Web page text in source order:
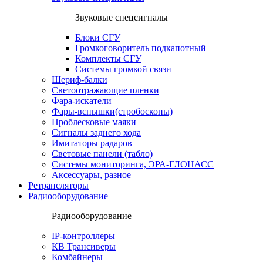
Звуковые спецсигналы
Блоки СГУ
Громкоговоритель подкапотный
Комплекты СГУ
Системы громкой связи
Шериф-балки
Светоотражающие пленки
Фара-искатели
Фары-вспышки(стробоскопы)
Проблесковые маяки
Сигналы заднего хода
Имитаторы радаров
Световые панели (табло)
Системы мониторинга, ЭРА-ГЛОНАСС
Аксессуары, разное
Ретрансляторы
Радиооборудование
Радиооборудование
IP-контроллеры
КВ Трансиверы
Комбайнеры